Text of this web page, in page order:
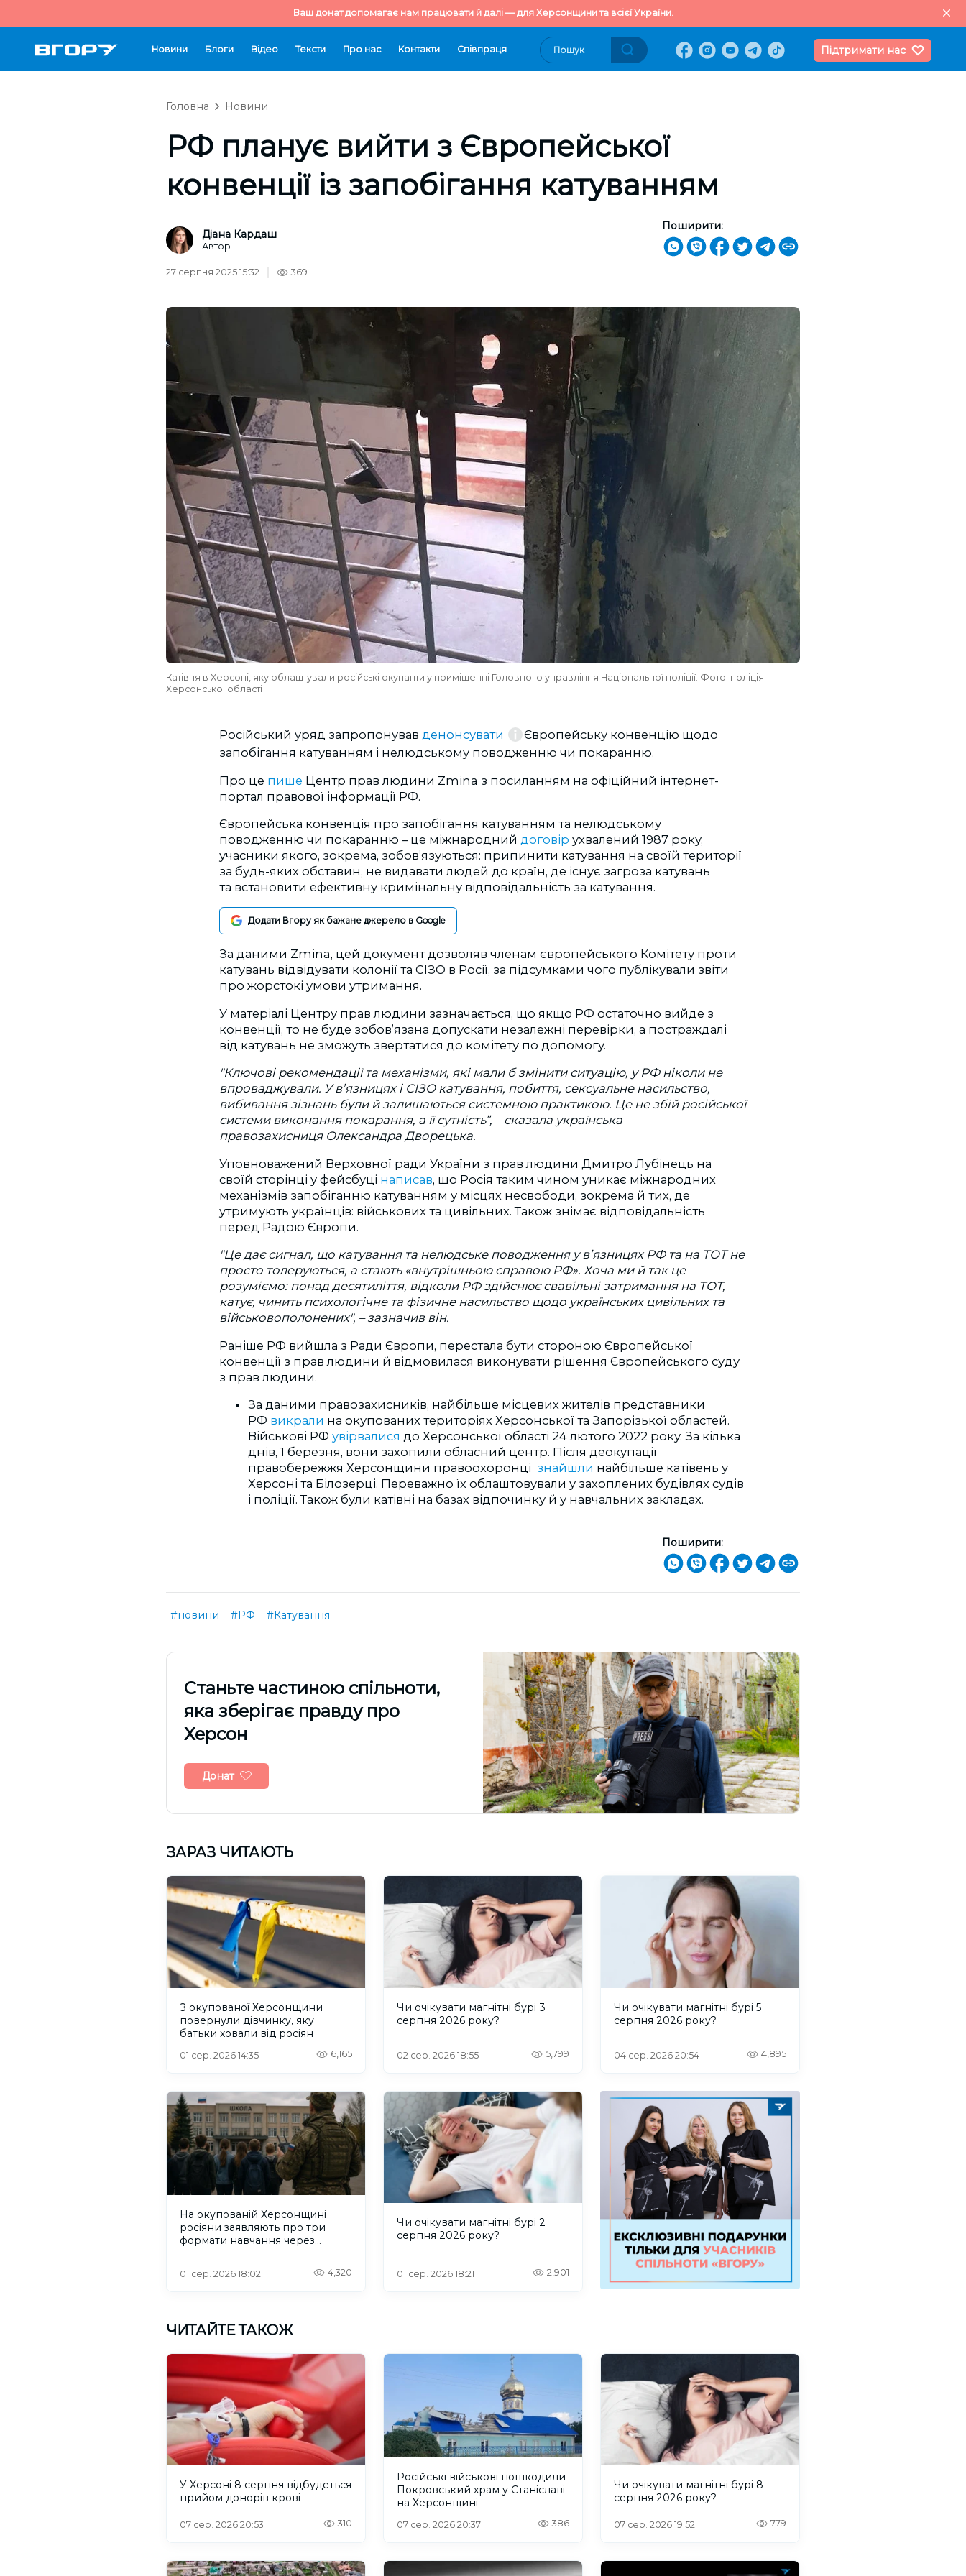
Ваш донат допомагає нам працювати й далі — для Херсонщини та всієї України.
Новини Блоги Відео Тексти Про нас Контакти Cпівпраця Підтримати нас
Головна Новини
РФ планує вийти з Європейської
конвенції із запобігання катуванням
Діана Кардаш
Автор
Поширити:
27 серпня 2025 15:32 369
Катівня в Херсоні, яку облаштували російські окупанти у приміщенні Головного управління Національної поліції. Фото: поліція
Херсонської області
Російський уряд запропонував денонсувати
Європейську конвенцію щодо
запобігання катуванням і нелюдському поводженню чи покаранню.
Про це пише Центр прав людини Zmina з посиланням на офіційний інтернет-
портал правової інформації РФ.
Європейська конвенція про запобігання катуванням та нелюдському
поводженню чи покаранню –це міжнародний договір ухвалений 1987 року,
учасники якого, зокрема, зобов’язуються: припинити катування на своїй території
за будь-яких обставин, не видавати людей до країн, де існує загроза катувань
та встановити ефективну кримінальну відповідальність за катування.
Додати Вгору як бажане джерело в Google
За даними Zmina, цей документдозволяв членам європейського Комітету проти
катувань відвідувати колонії та СІЗО в Росії, за підсумками чого публікували звіти
про жорстокі умови утримання.
У матеріалі Центру прав людини зазначається, що якщо РФ остаточно вийде з
конвенції, то не буде зобов’язана допускати незалежні перевірки, а постраждалі
від катувань не зможуть звертатися до комітету по допомогу.
"Ключові рекомендації та механізми, які мали б змінити ситуацію, у РФ ніколи не
впроваджували. У в’язницях і СІЗО катування, побиття, сексуальне насильство,
вибивання зізнань були й залишаються системною практикою. Це не збій російської
системи виконання покарання, а її сутність”, –сказала українська
правозахисниця Олександра Дворецька.
Уповноважений Верховної ради України з прав людини Дмитро Лубінець на
своїй сторінці у фейсбуці написав, що Росія таким чином уникає міжнародних
механізмів запобіганню катуванням у місцях несвободи, зокрема й тих, де
утримують українців: військових та цивільних. Також знімає відповідальність
перед Радою Європи.
"Це дає сигнал, що катування та нелюдське поводження у в’язницях РФ та на ТОТ не
просто толеруються, а стають «внутрішньою справою РФ». Хоча ми й так це
розуміємо: понад десятиліття, відколи РФ здійснює свавільні затримання на ТОТ,
катує, чинить психологічне та фізичне насильство щодо українських цивільних та
військовополонених", – зазначив він.
Раніше РФ вийшла з Ради Європи, перестала бути стороною Європейської
конвенції з прав людини й відмовилася виконувати рішення Європейського суду
з прав людини.
За даними правозахисників, найбільше місцевих жителів представники
РФ викрали на окупованих територіях Херсонської та Запорізької областей.
Військові РФ увірвалися до Херсонської області 24 лютого 2022 року. За кілька
днів, 1 березня, вони захопили обласний центр. Після деокупації
правобережжя Херсонщини правоохоронці знайшли найбільше катівень у
Херсоні та Білозерці. Переважно їх облаштовували у захоплених будівлях судів
і поліції. Також були катівні на базах відпочинку й у навчальних закладах.
Поширити:
#новини #РФ #Катування
Cтаньте частиною спільноти,
яка зберігає правду про
Херсон
Донат
ЗАРАЗ ЧИТАЮТЬ
З окупованої Херсонщини
повернули дівчинку, яку
батьки ховали від росіян
01 сер. 2026 14:35 6,165
Чи очікувати магнітні бурі 3
серпня 2026 року?
02 сер. 2026 18:55 5,799
Чи очікувати магнітні бурі 5
серпня 2026 року?
04 сер. 2026 20:54 4,895
На окупованій Херсонщині
росіяни заявляють про три
формати навчання через
01 сер. 2026 18:02 4,320
Чи очікувати магнітні бурі 2
серпня 2026 року?
01 сер. 2026 18:21 2,901
ЧИТАЙТЕ ТАКОЖ
У Херсоні 8 серпня відбудеться
прийом донорів крові
07 сер. 2026 20:53 310
Російські військові пошкодили
Покровський храм у Станіславі
на Херсонщині
07 сер. 2026 20:37 386
Чи очікувати магнітні бурі 8
серпня 2026 року?
07 сер. 2026 19:52 779